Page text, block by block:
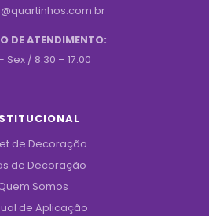
DE ATENDIMENTO:
Sex / 8:30 – 17:00
de Decoração
de Decoração
Somos
de Aplicação